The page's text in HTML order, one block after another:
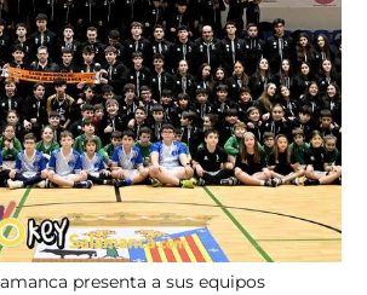
presenta a sus equipos